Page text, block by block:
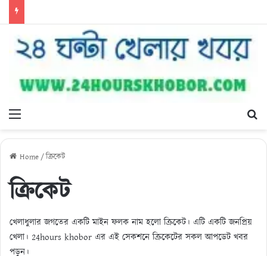
Menu
Home/ক্রিকেট
ক্রিকেট
খেলাধুলার জগতের একটি মাইন ফলক নাম হলো ক্রিকেট। এটি একটি জনপ্রিয়
খেলা। 24hours khobor এর এই সেকশনে ক্রিকেটের সকল আপডেট খবর
পড়ুন।